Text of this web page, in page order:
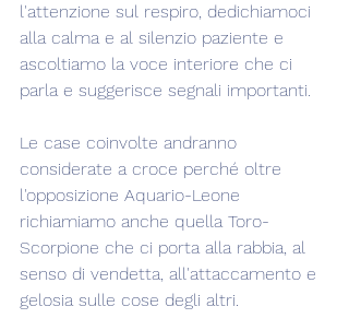
l'attenzione sul respiro, dedichiamoci
alla calma e al silenzio paziente e
ascoltiamo la voce interiore che ci
parla e suggerisce segnali importanti.
Le case coinvolte andranno
considerate a croce perché oltre
l'opposizione Aquario-Leone
richiamiamo anche quella Toro-
Scorpione che ci porta alla rabbia, al
senso di vendetta, all'attaccamento e
gelosia sulle cose degli altri.